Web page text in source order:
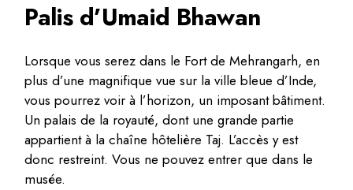
Palis d’Umaid Bhawan
Lorsque vous serez dans le Fort de Mehrangarh, en
plus d’une magnifique vue sur la ville bleue d’Inde,
vous pourrez voir à l’horizon, un imposant bâtiment.
Un palais de la royauté, dont une grande partie
appartient à la chaîne hôtelière Taj. L’accès y est
donc restreint. Vous ne pouvez entrer que dans le
musée.